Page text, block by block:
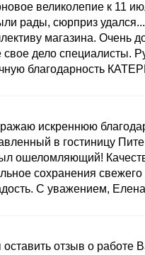
великолепие к 11
рады, сюрприз
магазина. Очень
дело специалисты.
благодарность
искреннюю
в гостиницу
ошеломляющий!
сохранения
С уважением,
отзыв о работе